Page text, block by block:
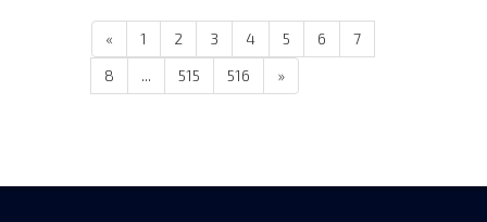
« 1 2 3 4 5 6
7
8
... 515 516 »